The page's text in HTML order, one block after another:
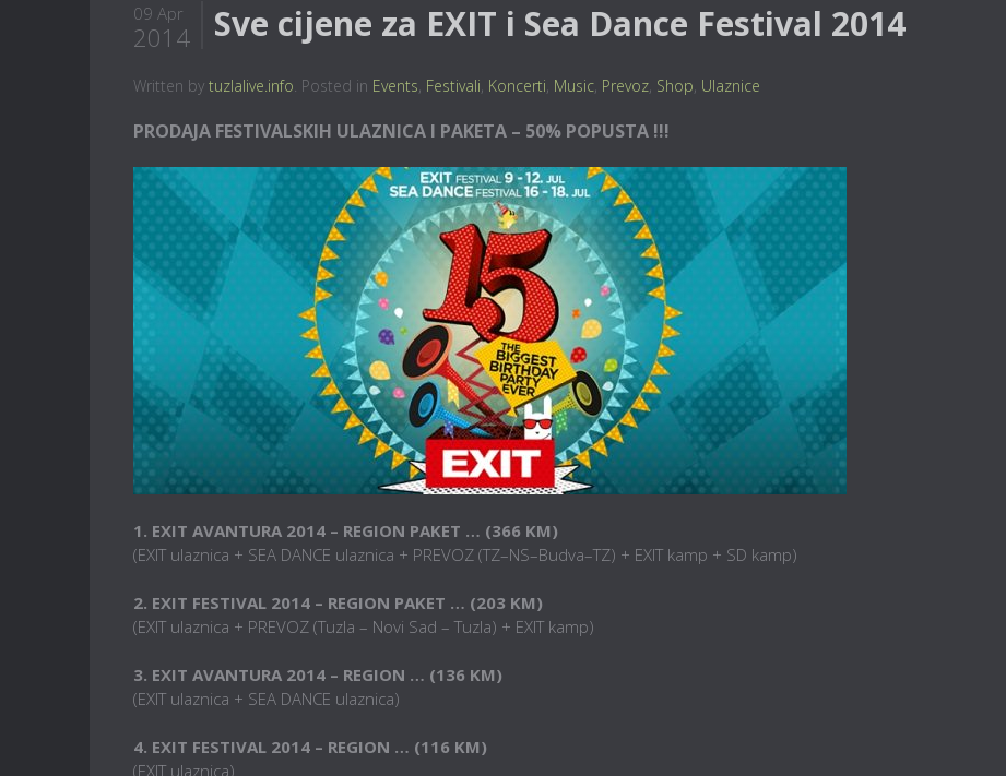
09 Apr
2014 Sve cijene za EXIT i Sea Dance Festival 2014
Written by tuzlalive.info. Posted in Events, Festivali, Koncerti, Music, Prevoz, Shop, Ulaznice
PRODAJA FESTIVALSKIH ULAZNICA I PAKETA – 50% POPUSTA !!!
1. EXIT AVANTURA 2014 – REGION PAKET … (366 KM)
(EXIT ulaznica + SEA DANCE ulaznica + PREVOZ (TZ–NS–Budva–TZ) + EXIT kamp + SD kamp)
2. EXIT FESTIVAL 2014 – REGION PAKET … (203 KM)
(EXIT ulaznica + PREVOZ (Tuzla – Novi Sad – Tuzla) + EXIT kamp)
3. EXIT AVANTURA 2014 – REGION … (136 KM)
(EXIT ulaznica + SEA DANCE ulaznica)
4. EXIT FESTIVAL 2014 – REGION … (116 KM)
(EXIT ulaznica)